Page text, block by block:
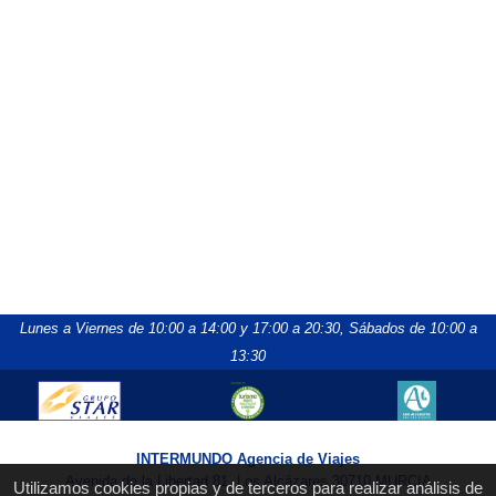
Utilizamos cookies propias y de terceros para realizar análisis de
Lunes a Viernes de 10:00 a 14:00 y 17:00 a 20:30, Sábados de 10:00 a
13:30
INTERMUNDO Agencia de Viajes
Avenida de la Libertad 81, Los Alcázares 30710 MURCIA